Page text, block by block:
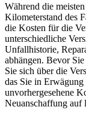
Während die
Kilometerstand des
die Kosten für die
unterschiedliche
Unfallhistorie,
abhängen. Bevor
Sie sich über die
das Sie in
unvorhergesehene
Neuanschaffung auf